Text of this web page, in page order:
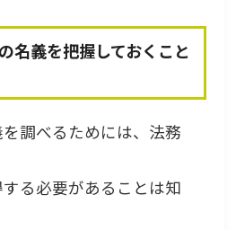
名義を把握しておくこと
調べるためには、法務
る必要があることは知